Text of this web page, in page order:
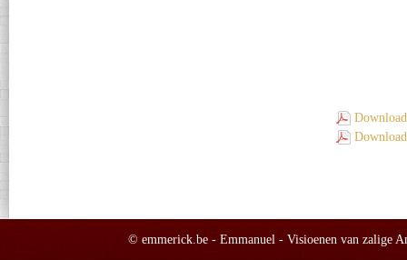
© emmerick.be - Emmanuel - Visioenen van zalige